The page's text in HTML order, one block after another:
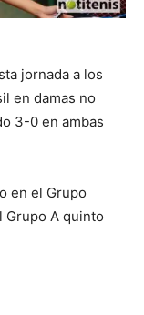
jornada a los
en damas no
3-0 en ambas
en el Grupo
Grupo A quinto